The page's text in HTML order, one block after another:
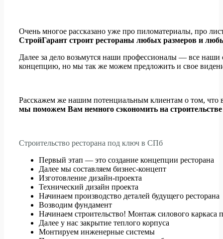
Очень многое рассказано уже про пиломатериалы, про
СтройГарант строит рестораны любых размеров и
Далее за дело возьмутся наши профессионалы — все
концепцию, но мы так же можем предложить и свое
Расскажем же нашим потенциальным клиентам о том, что
мы поможем Вам немного сэкономить на
Строительство ресторана под ключ в СПб
Первый этап — это создание концепции ресторана
Далее мы составляем бизнес-концепт
Изготовление дизайн-проекта
Технический дизайн проекта
Начинаем производство деталей будущего ресторана
Возводим фундамент
Начинаем строительство! Монтаж силового каркаса
Далее у нас закрытие теплого корпуса
Монтируем инженерные системы